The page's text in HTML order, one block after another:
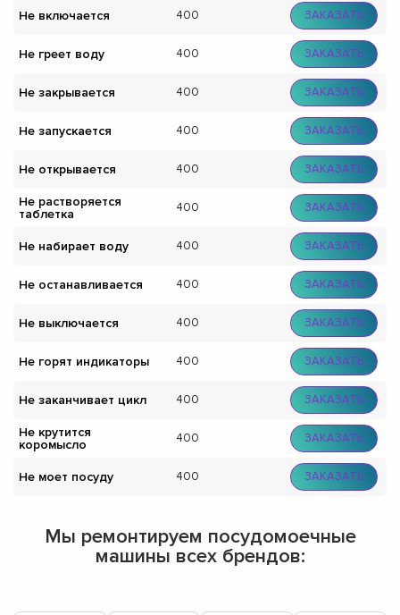
Не включается 400 ЗАКАЗАТЬ
Не греет воду 400 ЗАКАЗАТЬ
Не закрывается 400 ЗАКАЗАТЬ
Не запускается 400 ЗАКАЗАТЬ
Не открывается 400 ЗАКАЗАТЬ
Не растворяется
таблетка
400 ЗАКАЗАТЬ
Не набирает воду 400 ЗАКАЗАТЬ
Не останавливается 400 ЗАКАЗАТЬ
Не выключается 400 ЗАКАЗАТЬ
Не горят индикаторы 400 ЗАКАЗАТЬ
Не заканчивает цикл 400 ЗАКАЗАТЬ
Не крутится
коромысло
400 ЗАКАЗАТЬ
Не моет посуду 400 ЗАКАЗАТЬ
Мы ремонтируем посудомоечные
машины всех брендов: